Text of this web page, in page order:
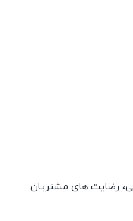
رضایت های مشتریان